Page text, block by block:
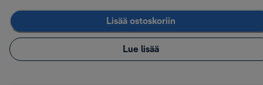
Lisää ostoskoriin
Lue lisää